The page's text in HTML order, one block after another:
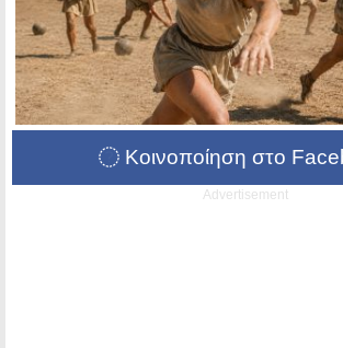
Κοινοποίηση στο
Advertisement